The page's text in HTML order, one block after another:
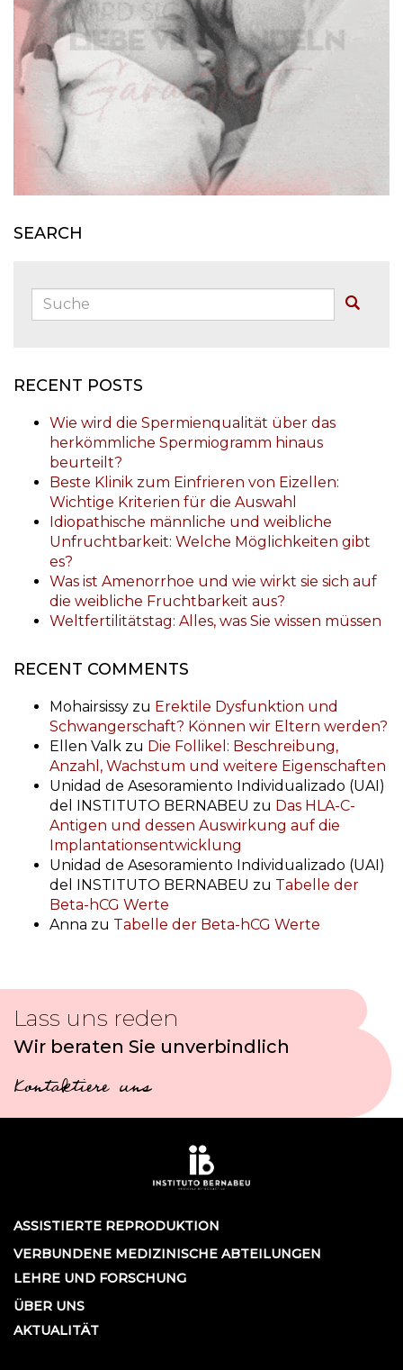
J
SEARCH
Suche:
RECENT POSTS
Wie wird die Spermienqualität über das
herkömmliche Spermiogramm hinaus
beurteilt?
Beste Klinik zum Einfrieren von Eizellen:
Wichtige Kriterien für die Auswahl
Idiopathische männliche und weibliche
Unfruchtbarkeit: Welche Möglichkeiten gibt
es?
Was ist Amenorrhoe und wie wirkt sie sich auf
die weibliche Fruchtbarkeit aus?
Weltfertilitätstag: Alles, was Sie wissen müssen
RECENT COMMENTS
Mohairsissy zu Erektile Dysfunktion und
Schwangerschaft? Können wir Eltern werden?
Ellen Valk zu Die Follikel: Beschreibung,
Anzahl, Wachstum und weitere Eigenschaften
Unidad de Asesoramiento Individualizado (UAI)
del INSTITUTO BERNABEU zu Das HLA-C-
Antigen und dessen Auswirkung auf die
Implantationsentwicklung
Unidad de Asesoramiento Individualizado (UAI)
del INSTITUTO BERNABEU zu Tabelle der
Beta-hCG Werte
Anna zu Tabelle der Beta-hCG Werte
Lass uns reden
Wir beraten Sie unverbindlich
Kontaktiere uns
ASSISTIERTE REPRODUKTION
VERBUNDENE MEDIZINISCHE ABTEILUNGEN
LEHRE UND FORSCHUNG
ÜBER UNS
AKTUALITÄT